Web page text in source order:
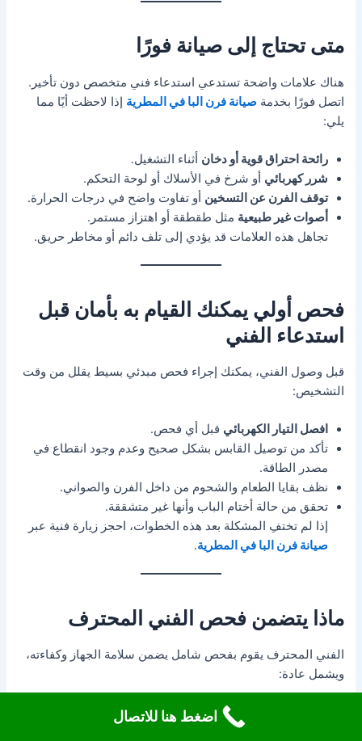
متى تحتاج إلى صيانة فورًا
هناك علامات واضحة تستدعي استدعاء فني متخصص دون تأخير.
اتصل فورًا بخدمةصيانة فرن البا في المطرية إذا لاحظت أيًا مما
يلي:
رائحة احتراق قوية أو دخان أثناء التشغيل.
شرر كهربائي أو شرخ في الأسلاك أو لوحة التحكم.
توقف الفرن عن التسخين أو تفاوت واضح في درجات الحرارة.
أصوات غير طبيعية مثل طقطقة أو اهتزاز مستمر.
تجاهل هذه العلامات قد يؤدي إلى تلف دائم أو مخاطر حريق.
فحص أولي يمكنك القيام به بأمان قبل
استدعاء الفني
قبل وصول الفني، يمكنك إجراء فحص مبدئي بسيط يقلل من وقت
التشخيص:
افصل التيار الكهربائي قبل أي فحص.
تأكد من توصيل القابس بشكل صحيح وعدم وجود انقطاع في
مصدر الطاقة.
نظف بقايا الطعام والشحوم من داخل الفرن والصواني.
تحقق من حالة أختام الباب وأنها غير متشققة.
إذا لم تختفِ المشكلة بعد هذه الخطوات، احجز زيارة فنية عبر
صيانة فرن البا في المطرية.
ماذا يتضمن فحص الفني المحترف
الفني المحترف يقوم بفحص شامل يضمن سلامة الجهاز وكفاءته،
ويشمل عادة:
اختبار عناصر التسخين والثرموستاتللتأكد من عملها ضمناضغط هنا للاتصال